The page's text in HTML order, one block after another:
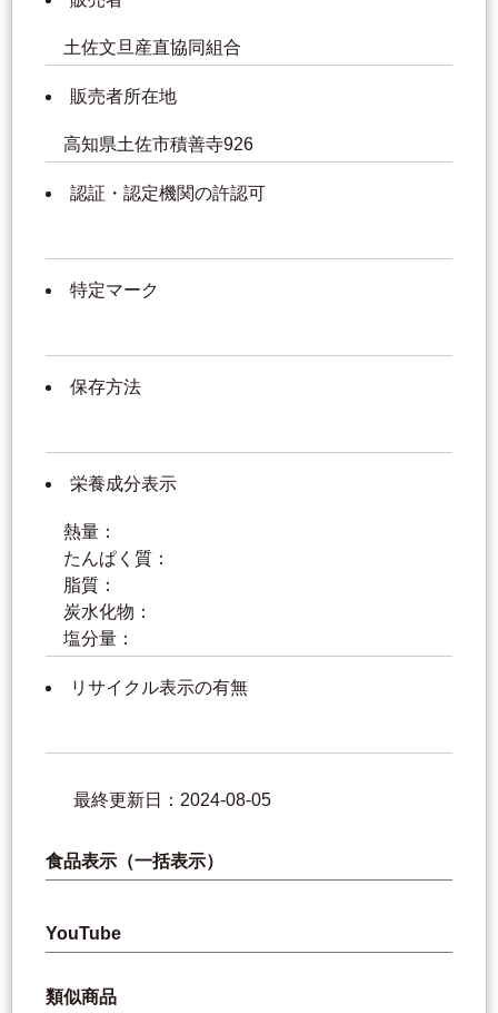
土佐文旦産直協同組合
販売者所在地
高知県土佐市積善寺926
認証・認定機関の許認可
特定マーク
保存方法
栄養成分表示
熱量：
たんぱく質：
脂質：
炭水化物：
塩分量：
リサイクル表示の有無
最終更新日：2024-08-05
食品表示（一括表示）
YouTube
類似商品